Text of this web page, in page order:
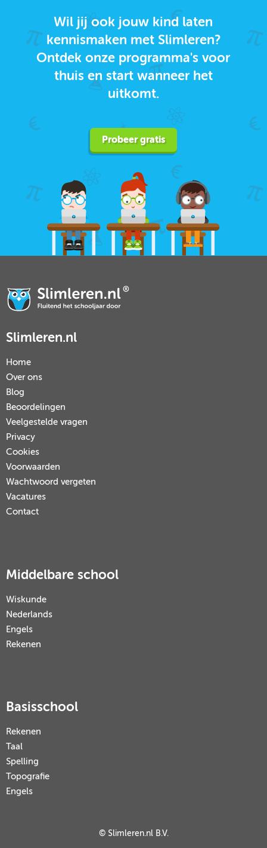
Wil jij ook jouw kind laten
kennismaken met Slimleren?
Ontdek onze programma's voor
thuis en start wanneer het
uitkomt.
Probeer gratis
Slimleren.nl
Home
Over ons
Blog
Beoordelingen
Veelgestelde vragen
Privacy
Cookies
Voorwaarden
Wachtwoord vergeten
Vacatures
Contact
Middelbare school
Wiskunde
Nederlands
Engels
Rekenen
Basisschool
Rekenen
Taal
Spelling
Topografie
Engels
© Slimleren.nl B.V.